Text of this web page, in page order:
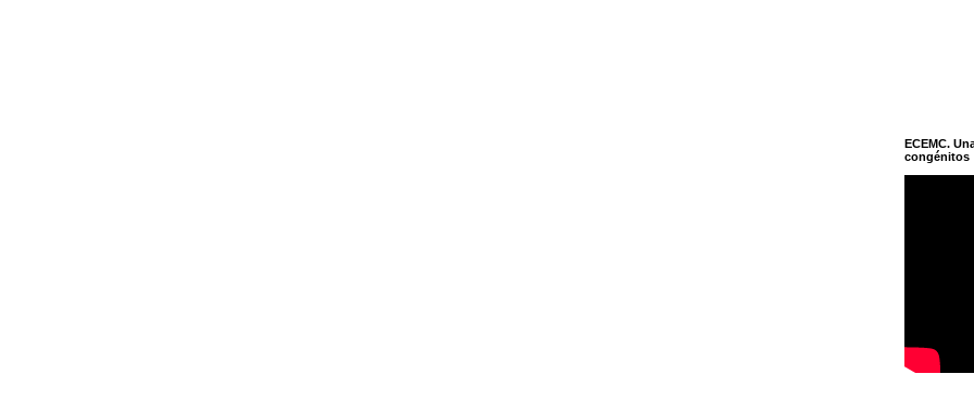
ECEMC.
congénitos